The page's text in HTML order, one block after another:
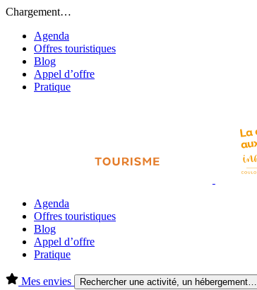
Chargement…
Agenda
Offres touristiques
Blog
Appel d’offre
Pratique
Agenda
Offres touristiques
Blog
Appel d’offre
Pratique
Mes envies Rechercher une activité, un hébergement…